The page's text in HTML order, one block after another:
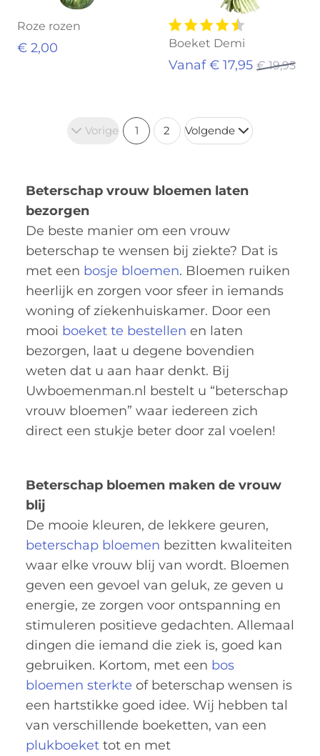
Roze rozen
€ 2,00 Boeket Demi
Vanaf € 17,95 € 19,95
Vorige 1 2 Volgende
Beterschap vrouw bloemen laten
bezorgen
De beste manier om een vrouw
beterschap te wensen bij ziekte? Dat is
met een bosje bloemen. Bloemen ruiken
heerlijk en zorgen voor sfeer in iemands
woning of ziekenhuiskamer. Door een
mooi boeket te bestellen en laten
bezorgen, laat u degene bovendien
weten dat u aan haar denkt. Bij
Uwboemenman.nl bestelt u “beterschap
vrouw bloemen” waar iedereen zich
direct een stukje beter door zal voelen!
Beterschap bloemen maken de vrouw
blij
De mooie kleuren, de lekkere geuren,
beterschap bloemen bezitten kwaliteiten
waar elke vrouw blij van wordt. Bloemen
geven een gevoel van geluk, ze geven u
energie, ze zorgen voor ontspanning en
stimuleren positieve gedachten. Allemaal
dingen die iemand die ziek is, goed kan
gebruiken. Kortom, met een bos
bloemen sterkte of beterschap wensen is
een hartstikke goed idee. Wij hebben tal
van verschillende boeketten, van een
plukboeket tot en met